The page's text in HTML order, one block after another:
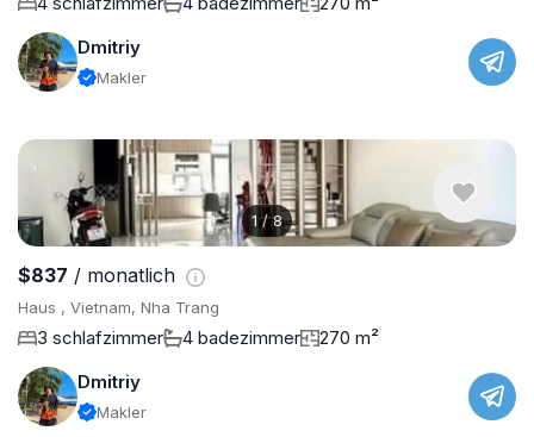
Dmitriy
Makler
1/8
$837 / monatlich
Haus , Vietnam, Nha Trang
3 schlafzimmer 4 badezimmer
270 m²
Dmitriy
Makler